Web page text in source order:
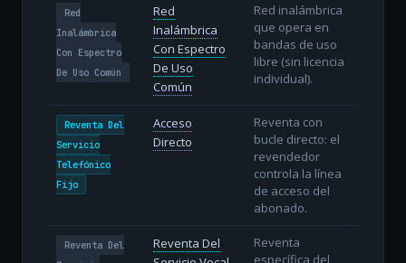
Red
Inalámbrica
Con Espectro
De Uso Común
Red
Inalámbrica
Con Espectro
De Uso
Común
Red inalámbrica
que opera en
bandas de uso
libre (sin licencia
individual).
Reventa Del
Servicio
Telefónico
Fijo
Acceso
Directo
Reventa con
bucle directo: el
revendedor
controla la línea
de acceso del
abonado.
Reventa Del
Reventa Del
Reventa
específica del